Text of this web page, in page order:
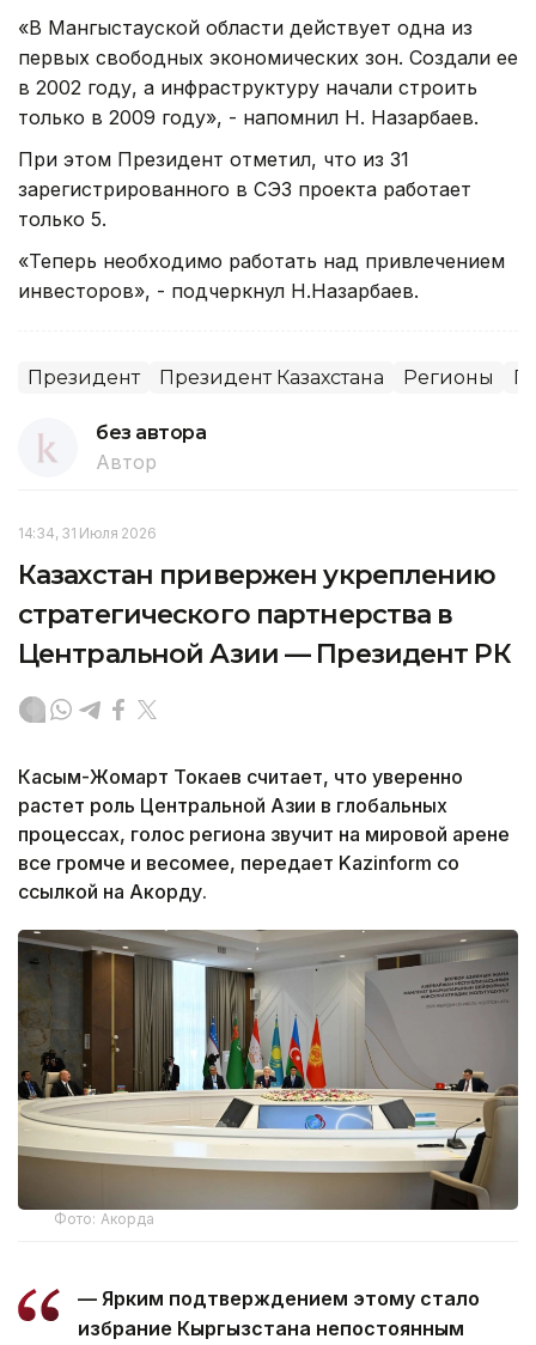
«В Мангыстауской области действует одна из
первых свободных экономических зон. Создали ее
в 2002 году, а инфраструктуру начали строить
только в 2009 году», - напомнил Н. Назарбаев.
При этом Президент отметил, что из 31
зарегистрированного в СЭЗ проекта работает
только 5.
«Теперь необходимо работать над привлечением
инвесторов», - подчеркнул Н.Назарбаев.
Президент Президент Казахстана Регионы
без автора
Автор
14:34, 31 Июля 2026
Казахстан привержен укреплению
стратегического партнерства в
Центральной Азии — Президент РК
Касым-Жомарт Токаев считает, что уверенно
растет роль Центральной Азии в глобальных
процессах, голос региона звучит на мировой арене
все громче и весомее, передает Kazinform со
ссылкой на Акорду.
Фото: Акорда
— Ярким подтверждением этому стало
избрание Кыргызстана непостоянным